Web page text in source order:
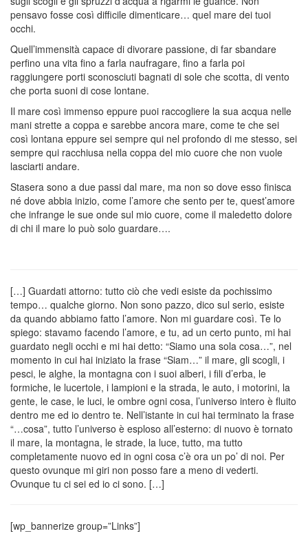
pensavo fosse così difficile dimenticare… quel mare dei tuoi
occhi.
Quell’immensità capace di divorare passione, di far sbandare
perfino una vita fino a farla naufragare, fino a farla poi
raggiungere porti sconosciuti bagnati di sole che scotta, di vento
che porta suoni di cose lontane.
Il mare così immenso eppure puoi raccogliere la sua acqua nelle
mani strette a coppa e sarebbe ancora mare, come te che sei
così lontana eppure sei sempre qui nel profondo di me stesso, sei
sempre qui racchiusa nella coppa del mio cuore che non vuole
lasciarti andare.
Stasera sono a due passi dal mare, ma non so dove esso finisca
né dove abbia inizio, come l’amore che sento per te, quest’amore
che infrange le sue onde sul mio cuore, come il maledetto dolore
di chi il mare lo può solo guardare….
[…] Guardati attorno: tutto ciò che vedi esiste da pochissimo
tempo… qualche giorno. Non sono pazzo, dico sul serio, esiste
da quando abbiamo fatto l’amore. Non mi guardare così. Te lo
spiego: stavamo facendo l’amore, e tu, ad un certo punto, mi hai
guardato negli occhi e mi hai detto: “Siamo una sola cosa…”, nel
momento in cui hai iniziato la frase “Siam…” il mare, gli scogli, i
pesci, le alghe, la montagna con i suoi alberi, i fili d’erba, le
formiche, le lucertole, i lampioni e la strada, le auto, i motorini, la
gente, le case, le luci, le ombre ogni cosa, l’universo intero è fluito
dentro me ed io dentro te. Nell’istante in cui hai terminato la frase
“…cosa”, tutto l’universo è esploso all’esterno: di nuovo è tornato
il mare, la montagna, le strade, la luce, tutto, ma tutto
completamente nuovo ed in ogni cosa c’è ora un po’ di noi. Per
questo ovunque mi giri non posso fare a meno di vederti.
Ovunque tu ci sei ed io ci sono. […]
[wp_bannerize group=”Links”]